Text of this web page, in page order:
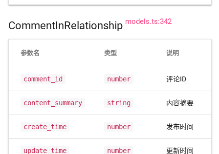
CommentInRelationship models.ts:342
参数名 类型 说明
comment_id number 评论ID
content_summary string 内容摘要
create_time number 发布时间
update_time number 更新时间